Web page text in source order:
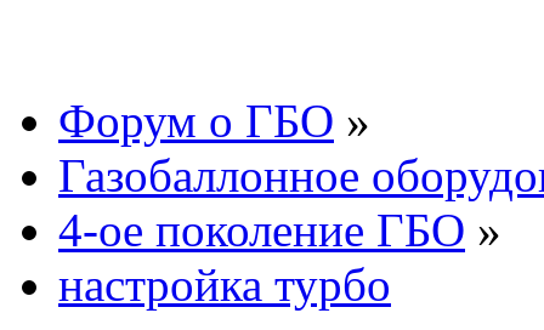
Форум о ГБО »
Газобаллонное
4-ое поколение ГБО »
настройка турбо